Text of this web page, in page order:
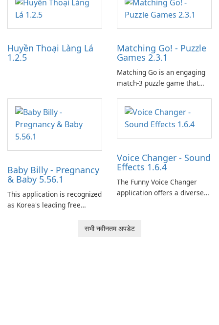
partnerships and integrated
tools for content distribution
and audience engagement.
Huyền Thoại Làng Lá
1.2.5
Matching Go! - Puzzle
Games 2.3.1
Matching Go is an engaging
match-3 puzzle game that
and her charming corgi,
Ollie, on an adventurous
journey across diverse
landscapes.
Baby Billy - Pregnancy
& Baby 5.56.1
This application is recognized
as Korea's leading free
Voice Changer - Sound
Effects 1.6.4
The Funny Voice Changer
application offers a diverse
users with robust
सभी नवीनतम अपडेट